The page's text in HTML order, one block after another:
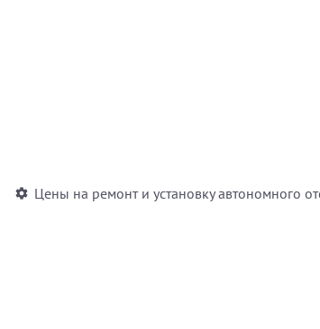
Цены на ремонт и установку автономного